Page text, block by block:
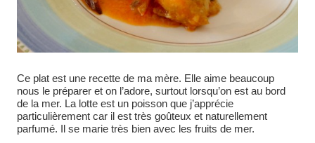
Ce plat est une recette de ma mère. Elle aime beaucoup
nous le préparer et on l’adore, surtout lorsqu’on est au bord
de la mer. La lotte est un poisson que j’apprécie
particulièrement car il est très goûteux et naturellement
parfumé. Il se marie très bien avec les fruits de mer.